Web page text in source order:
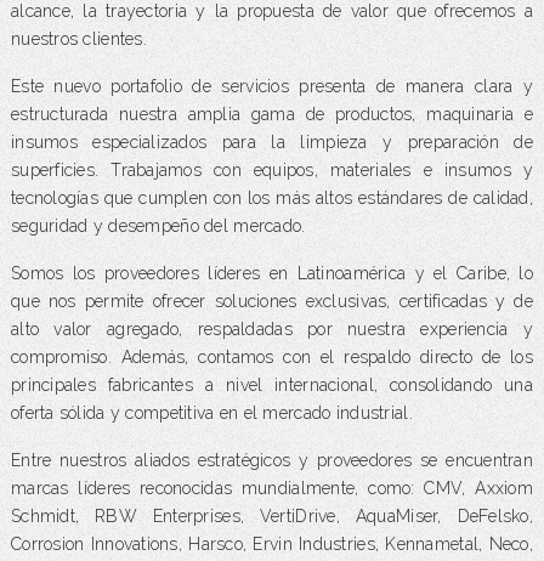
alcance, la trayectoria y la propuesta de valor que ofrecemos a
nuestros clientes.
Este nuevo portafolio de servicios presenta de manera clara y
estructurada nuestra amplia gama de productos, maquinaria e
insumos especializados para la limpieza y preparación de
superficies. Trabajamos con equipos, materiales e insumos y
tecnologías que cumplen con los más altos estándares de calidad,
seguridad y desempeño del mercado.
Somos los proveedores líderes en Latinoamérica y el Caribe, lo
que nos permite ofrecer soluciones exclusivas, certificadas y de
alto valor agregado, respaldadas por nuestra experiencia y
compromiso. Además, contamos con el respaldo directo de los
principales fabricantes a nivel internacional, consolidando una
oferta sólida y competitiva en el mercado industrial.
Entre nuestros aliados estratégicos y proveedores se encuentran
marcas líderes reconocidas mundialmente, como: CMV, Axxiom
Schmidt, RBW Enterprises, VertiDrive, AquaMiser, DeFelsko,
Corrosion Innovations, Harsco, Ervin Industries, Kennametal, Neco,